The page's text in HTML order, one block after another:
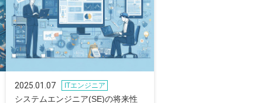
2025.01.07 ITエンジニア
システムエンジニア(SE)の将来性